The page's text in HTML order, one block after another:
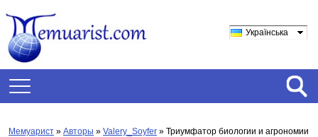
Українська
Мемуарист » Авторы » Valery_Soyfer » Триумфатор биологии и агрономии